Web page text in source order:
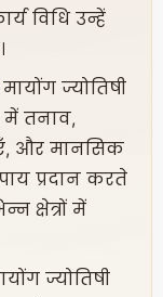
विधि उन्हें
मायोंग ज्योतिषी
में तनाव,
और मानसिक
प्रदान करते
क्षेत्रों में
ज्योतिषी